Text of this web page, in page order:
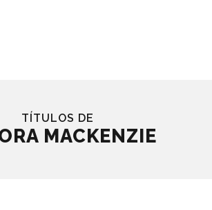
TÍTULOS DE
MACKENZIE